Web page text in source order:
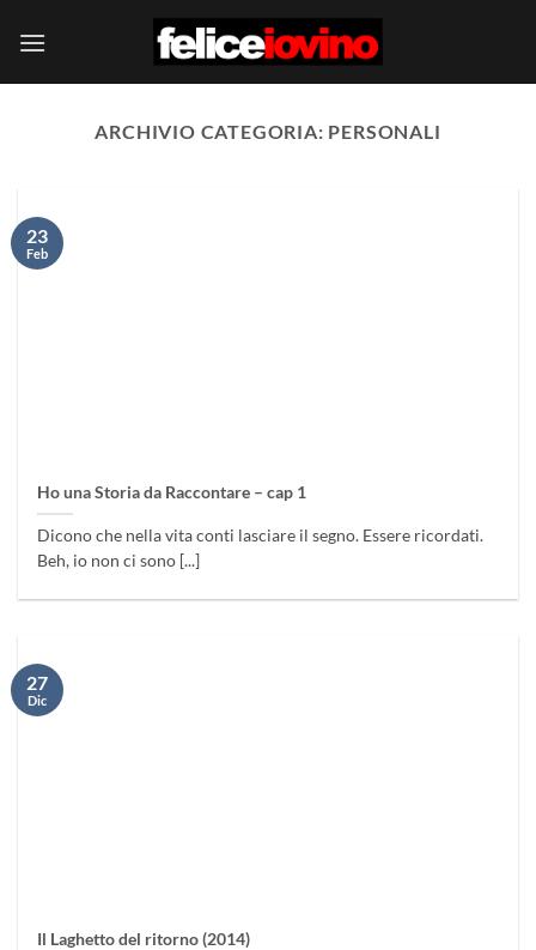
ARCHIVIO CATEGORIA: PERSONALI
Ho una Storia da Raccontare – cap 1
Dicono che nella vita conti lasciare il segno. Essere ricordati.
Beh, io non ci sono [...]
23
Feb
Il Laghetto del ritorno (2014)
27
Dic